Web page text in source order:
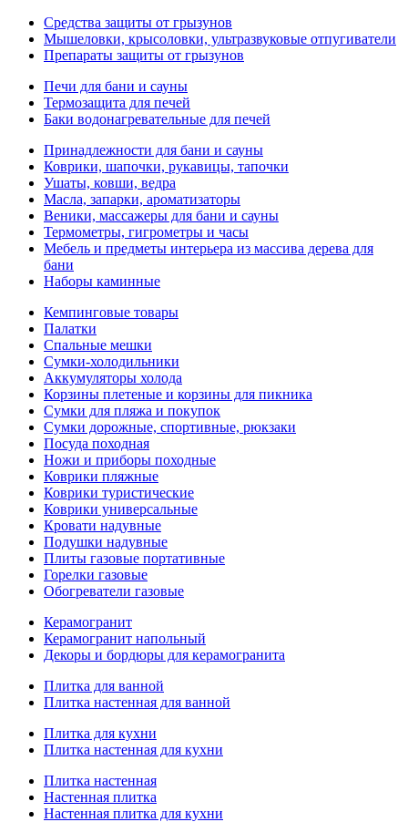
Средства защиты от грызунов
Мышеловки, крысоловки, ультразвуковые отпугиватели
Препараты защиты от грызунов
Печи для бани и сауны
Термозащита для печей
Баки водонагревательные для печей
Принадлежности для бани и сауны
Коврики, шапочки, рукавицы, тапочки
Ушаты, ковши, ведра
Масла, запарки, ароматизаторы
Веники, массажеры для бани и сауны
Термометры, гигрометры и часы
Мебель и предметы интерьера из массива дерева для
бани
Наборы каминные
Кемпинговые товары
Палатки
Спальные мешки
Сумки-холодильники
Аккумуляторы холода
Корзины плетеные и корзины для пикника
Сумки для пляжа и покупок
Сумки дорожные, спортивные, рюкзаки
Посуда походная
Ножи и приборы походные
Коврики пляжные
Коврики туристические
Коврики универсальные
Кровати надувные
Подушки надувные
Плиты газовые портативные
Горелки газовые
Обогреватели газовые
Керамогранит
Керамогранит напольный
Декоры и бордюры для керамогранита
Плитка для ванной
Плитка настенная для ванной
Плитка для кухни
Плитка настенная для кухни
Плитка настенная
Настенная плитка
Настенная плитка для кухни